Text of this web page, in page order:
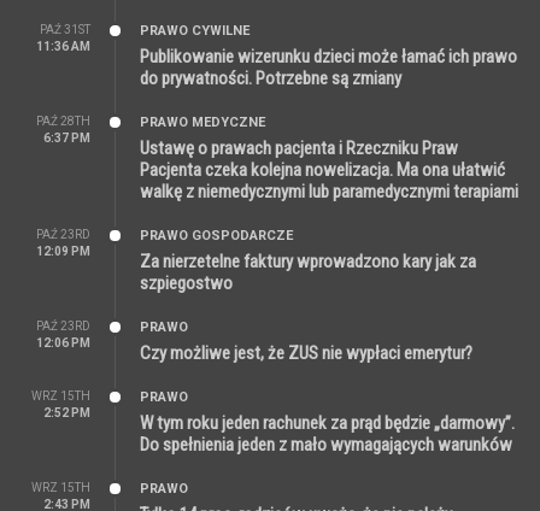
PAŹ 31ST
11:36 AM
PRAWO CYWILNE
Publikowanie wizerunku dzieci może łamać ich prawo
do prywatności. Potrzebne są zmiany
PAŹ 28TH
6:37 PM
PRAWO MEDYCZNE
Ustawę o prawach pacjenta i Rzeczniku Praw
Pacjenta czeka kolejna nowelizacja. Ma ona ułatwić
walkę z niemedycznymi lub paramedycznymi terapiami
PAŹ 23RD
12:09 PM
PRAWO GOSPODARCZE
Za nierzetelne faktury wprowadzono kary jak za
szpiegostwo
PAŹ 23RD
12:06 PM
PRAWO
Czy możliwe jest, że ZUS nie wypłaci emerytur?
WRZ 15TH
2:52 PM
PRAWO
W tym roku jeden rachunek za prąd będzie „darmowy”.
Do spełnienia jeden z mało wymagających warunków
WRZ 15TH
2:43 PM
PRAWO